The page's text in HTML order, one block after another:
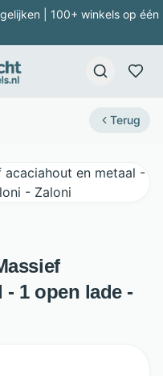
| 100+ winkels op één
Terug
- 1 open lade -